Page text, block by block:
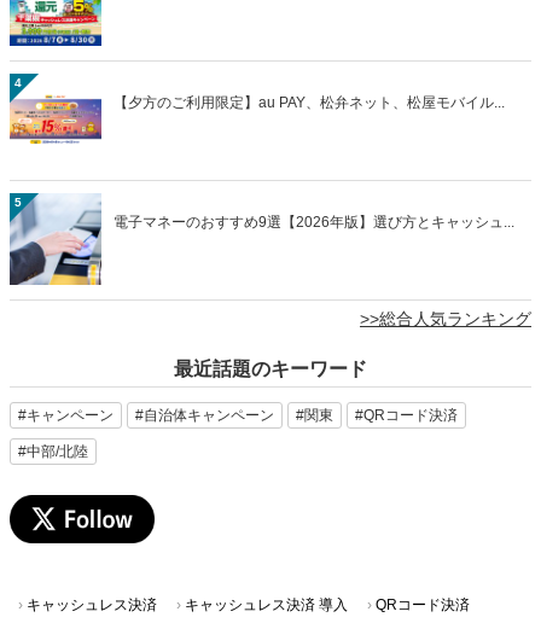
4
【夕方のご利用限定】au PAY、松弁ネット、松屋モバイル...
5
電子マネーのおすすめ9選【2026年版】選び方とキャッシュ...
>>総合人気ランキング
最近話題のキーワード
#キャンペーン #自治体キャンペーン #関東 #QRコード決済
#中部/北陸
キャッシュレス決済 キャッシュレス決済 導入
QRコード決済